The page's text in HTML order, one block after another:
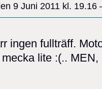
9 Juni 2011 kl.
ingen fullträff.
lite :(.. MEN,